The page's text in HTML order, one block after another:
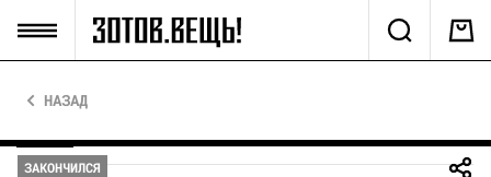
НАЗАД
ЗАКОНЧИЛСЯ